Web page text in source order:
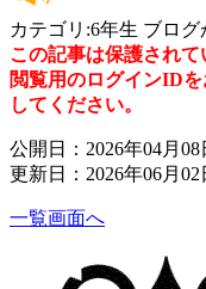
カテゴリ:6年生 ブロ
この記事は保護されて
閲覧用のログインIDを
してください。
公開日：2026年04月08
更新日：2026年06月02
一覧画面へ